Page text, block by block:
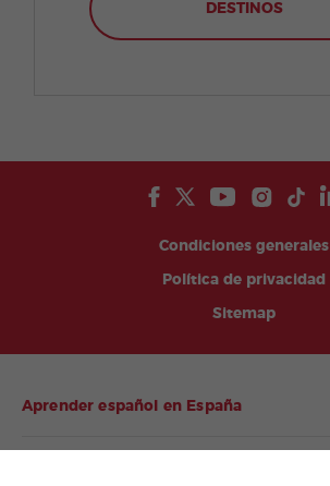
DESTINOS
Condiciones generales
Política de privacidad
Sitemap
Aprender español en España